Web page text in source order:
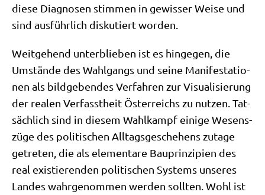
die­se Dia­gno­sen stim­men in gewis­ser Wei­se und
sind aus­führ­lich dis­ku­tiert worden.
Weit­ge­hend unter­blie­ben ist es hin­ge­gen, die
Umstän­de des Wahl­gangs und sei­ne Mani­fe­sta­tio­
nen als bild­ge­ben­des Ver­fah­ren zur Visua­li­sie­rung
der rea­len Ver­fasst­heit Öster­reichs zu nut­zen. Tat­
säch­lich sind in die­sem Wahl­kampf eini­ge Wesens­
zü­ge des poli­ti­schen All­tags­ge­sche­hens zuta­ge
getre­ten, die als ele­men­ta­re Bau­prin­zi­pi­en des
real exi­stie­ren­den poli­ti­schen Systems unse­res
Lan­des wahr­ge­nom­men wer­den soll­ten. Wohl ist